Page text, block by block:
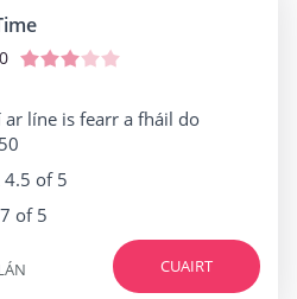
ar líne is fearr a fháil do
4.5 of 5
of 5
CUAIRT